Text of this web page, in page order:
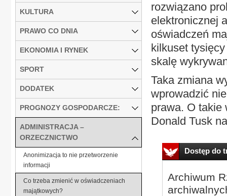
rozwiązano
elektronicznej
oświadczeń
kilkuset
skalę
Taka zmiana
wprowadzić
prawa. O takie
Donald Tusk
Dostęp do
Archiwum
KULTURA
PRAWO CO DNIA
EKONOMIA I RYNEK
SPORT
DODATEK
PROGNOZY GOSPODARCZE:
ADMINISTRACJA –
ORZECZNICTWO
Anonimizacja to nie przetworzenie
informacji
Co trzeba zmienić w oświadczeniach
majątkowych?